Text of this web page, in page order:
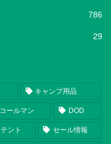
786
29
キャンプ用品
コールマン DOD
テント セール情報